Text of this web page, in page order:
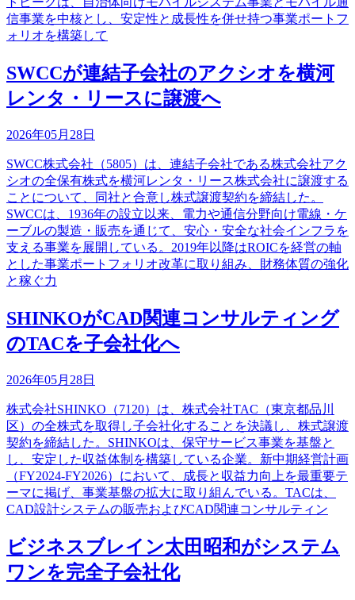
信事業を中核とし、安定性と成長性を併せ持つ事業ポートフ
ォリオを構築して
SWCCが連結子会社のアクシオを横河
レンタ・リースに譲渡へ
2026年05月28日
SWCC株式会社（5805）は、連結子会社である株式会社アク
シオの全保有株式を横河レンタ・リース株式会社に譲渡する
ことについて、同社と合意し株式譲渡契約を締結した。
SWCCは、1936年の設立以来、電力や通信分野向け電線・ケ
ーブルの製造・販売を通じて、安心・安全な社会インフラを
支える事業を展開している。2019年以降はROICを経営の軸
とした事業ポートフォリオ改革に取り組み、財務体質の強化
と稼ぐ力
SHINKOがCAD関連コンサルティング
のTACを子会社化へ
2026年05月28日
株式会社SHINKO（7120）は、株式会社TAC（東京都品川
区）の全株式を取得し子会社化することを決議し、株式譲渡
契約を締結した。SHINKOは、保守サービス事業を基盤と
し、安定した収益体制を構築している企業。新中期経営計画
（FY2024-FY2026）において、成長と収益力向上を最重要テ
ーマに掲げ、事業基盤の拡大に取り組んでいる。TACは、
CAD設計システムの販売およびCAD関連コンサルティン
ビジネスブレイン太田昭和がシステム
ワンを完全子会社化